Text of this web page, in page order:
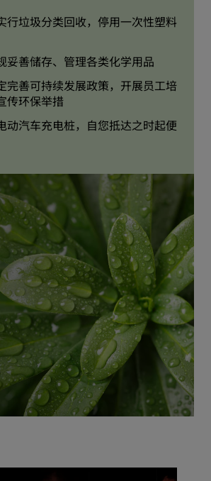
行垃圾分类回收，停用一次性塑料
妥善储存、管理各类化学用品
完善可持续发展政策，开展员工培
传环保举措
动汽车充电桩，自您抵达之时起便